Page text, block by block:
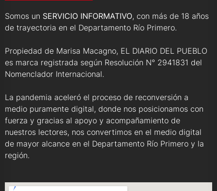
Somos un SERVICIO INFORMATIVO, con más de 18 años
de trayectoria en el Departamento Río Primero.
Propiedad de Marisa Macagno, EL DIARIO DEL PUEBLO
es marca registrada según Resolución N° 2941831 del
Nomenclador Internacional.
La pandemia aceleró el proceso de reconversión a
medio puramente digital, donde nos posicionamos con
fuerza y gracias al apoyo y acompañamiento de
nuestros lectores, nos convertimos en el medio digital
de mayor alcance en el Departamento Río Primero y la
región.